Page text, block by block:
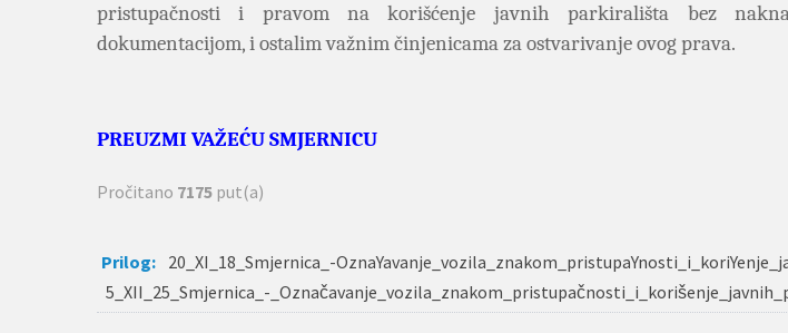
pristupačnosti i pravom na korišćenje javnih parkirališta bez
dokumentacijom, i ostalim važnim činjenicama za ostvarivanje ovog prava.
PREUZMI VAŽEĆU SMJERNICU
Pročitano 7175 put(a)
Prilog: 20_XI_18_Smjernica_-
5_XII_25_Smjernica_-